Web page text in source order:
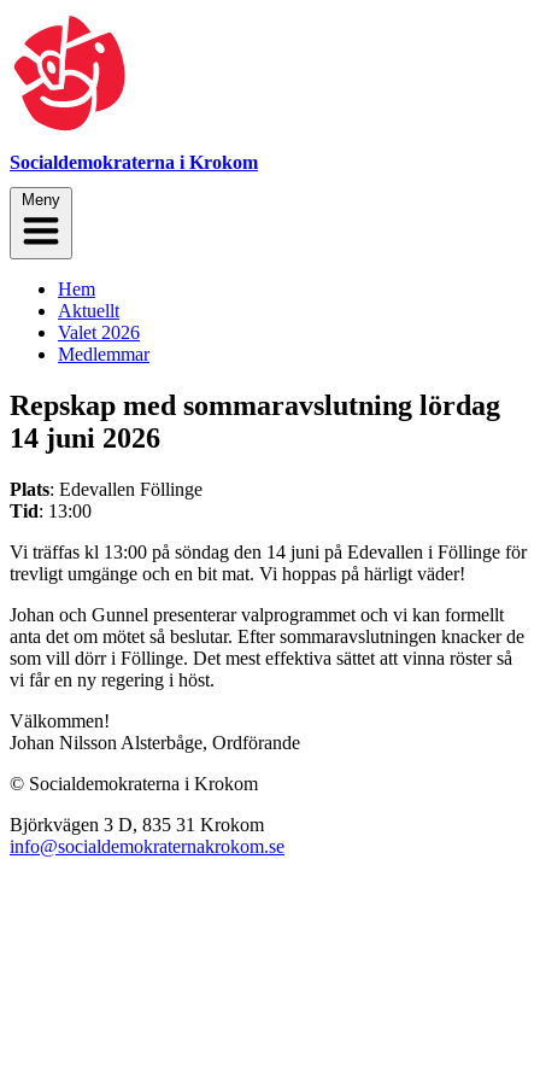
Socialdemokraterna i Krokom
Meny
Hem
Aktuellt
Valet 2026
Medlemmar
Repskap med sommaravslutning lördag
14 juni 2026
Plats: Edevallen Föllinge
Tid: 13:00
Vi träffas kl 13:00 på söndag den 14 juni på Edevallen i Föllinge för
trevligt umgänge och en bit mat. Vi hoppas på härligt väder!
Johan och Gunnel presenterar valprogrammet och vi kan formellt
anta det om mötet så beslutar. Efter sommaravslutningen knacker de
som vill dörr i Föllinge. Det mest effektiva sättet att vinna röster så
vi får en ny regering i höst.
Välkommen!
Johan Nilsson Alsterbåge, Ordförande
© Socialdemokraterna i Krokom
Björkvägen 3 D, 835 31 Krokom
info@socialdemokraternakrokom.se